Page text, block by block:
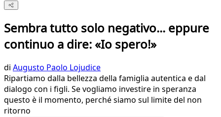
Sembra tutto solo negativo... eppure
continuo a dire: «Io spero!»
di Augusto Paolo Lojudice
Ripartiamo dalla bellezza della famiglia autentica e dal
dialogo con i figli. Se vogliamo investire in speranza
questo è il momento, perché siamo sul limite del non
ritorno